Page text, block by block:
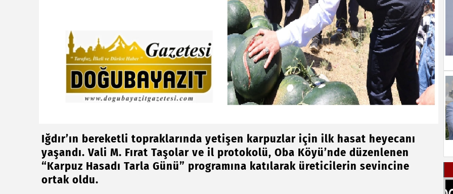
Iğdır’ın bereketli topraklarında yetişen karpuzlar için ilk hasat heyecanı
yaşandı. Vali M. Fırat Taşolar ve il protokolü, Oba Köyü’nde düzenlenen
“Karpuz Hasadı Tarla Günü” programına katılarak üreticilerin sevincine
ortak oldu.